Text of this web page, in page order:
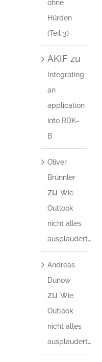
ohne
Hürden
(Teil 3)
AKIF zu
Integrating
an
application
into RDK-
B
Oliver
Brünnler
zu Wie
Outlook
nicht alles
ausplaudert…
Andreas
Dünow
zu Wie
Outlook
nicht alles
ausplaudert…